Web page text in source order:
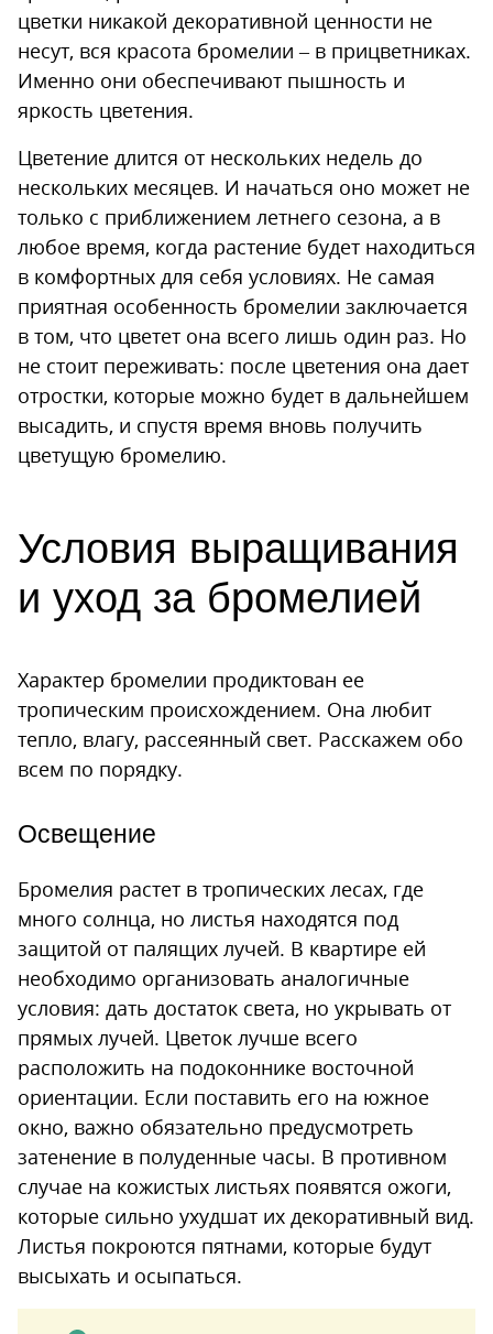
цветки никакой декоративной ценности не
несут, вся красота бромелии – в прицветниках.
Именно они обеспечивают пышность и
яркость цветения.
Цветение длится от нескольких недель до
нескольких месяцев. И начаться оно может не
только с приближением летнего сезона, а в
любое время, когда растение будет находиться
в комфортных для себя условиях. Не самая
приятная особенность бромелии заключается
в том, что цветет она всего лишь один раз. Но
не стоит переживать: после цветения она дает
отростки, которые можно будет в дальнейшем
высадить, и спустя время вновь получить
цветущую бромелию.
Условия выращивания
и уход за бромелией
Характер бромелии продиктован ее
тропическим происхождением. Она любит
тепло, влагу, рассеянный свет. Расскажем обо
всем по порядку.
Освещение
Бромелия растет в тропических лесах, где
много солнца, но листья находятся под
защитой от палящих лучей. В квартире ей
необходимо организовать аналогичные
условия: дать достаток света, но укрывать от
прямых лучей. Цветок лучше всего
расположить на подоконнике восточной
ориентации. Если поставить его на южное
окно, важно обязательно предусмотреть
затенение в полуденные часы. В противном
случае на кожистых листьях появятся ожоги,
которые сильно ухудшат их декоративный вид.
Листья покроются пятнами, которые будут
высыхать и осыпаться.